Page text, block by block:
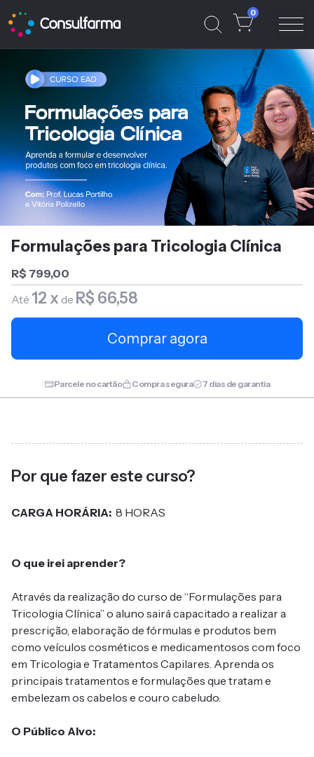
0
Por que fazer este curso?
CARGA HORÁRIA: 8 HORAS
O que irei aprender?
Através da realização do curso de “Formulações para
Tricologia Clínica” o aluno sairá capacitado a realizar a
prescrição, elaboração de fórmulas e produtos bem
como veículos cosméticos e medicamentosos com foco
em Tricologia e Tratamentos Capilares. Aprenda os
principais tratamentos e formulações que tratam e
embelezam os cabelos e couro cabeludo.
O Público Alvo:
Formulações para Tricologia Clínica
R$ 799,00
Até 12 x de R$ 66,58
Comprar agora
Parcele no cartão Compra segura 7 dias de garantia